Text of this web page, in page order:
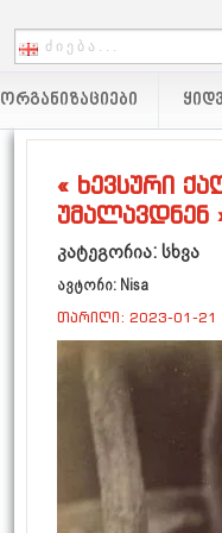
ᲝᲠᲒᲐᲜᲘᲖᲐᲪᲘᲔᲑᲘ
« ხევსური
უმალავდნენ
კატეგორია: სხვა
ავტორი: Nisa
თარიღი: 2023-01-21